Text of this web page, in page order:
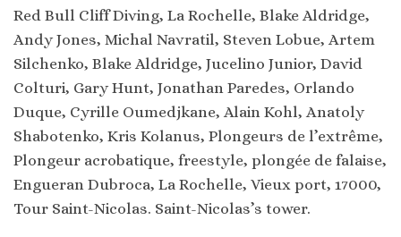
Red Bull Cliff Diving, La Rochelle, Blake Aldridge,
Andy Jones, Michal Navratil, Steven Lobue, Artem
Silchenko, Blake Aldridge, Jucelino Junior, David
Colturi, Gary Hunt, Jonathan Paredes, Orlando
Duque, Cyrille Oumedjkane, Alain Kohl, Anatoly
Shabotenko, Kris Kolanus, Plongeurs de l’extrême,
Plongeur acrobatique, freestyle, plongée de falaise,
Engueran Dubroca, La Rochelle, Vieux port, 17000,
Tour Saint-Nicolas. Saint-Nicolas’s tower.